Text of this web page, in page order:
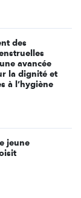
des
avancée
la dignité et
à l’hygiène
jeune